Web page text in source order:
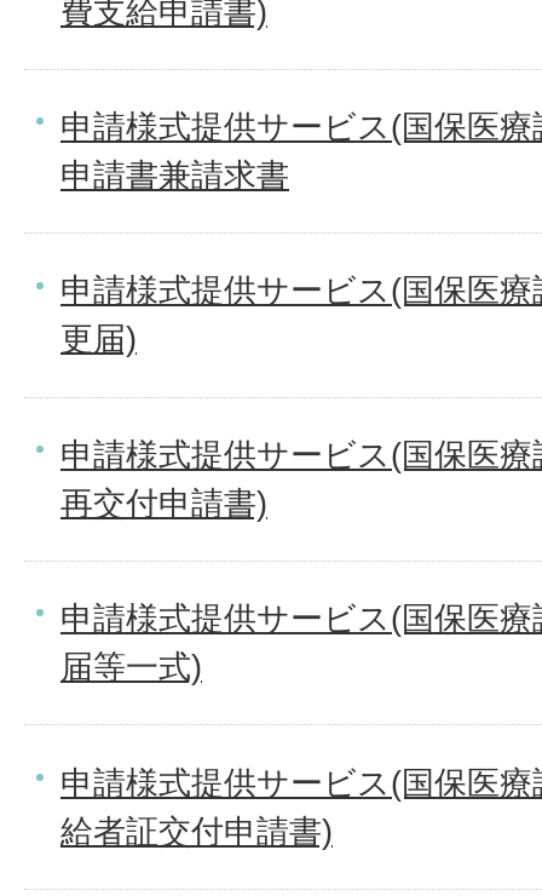
費支給申請書)
申請様式提供サービス(国保医
申請書兼請求書
申請様式提供サービス(国保医
更届)
申請様式提供サービス(国保医
再交付申請書)
申請様式提供サービス(国保医
届等一式)
申請様式提供サービス(国保医
給者証交付申請書)